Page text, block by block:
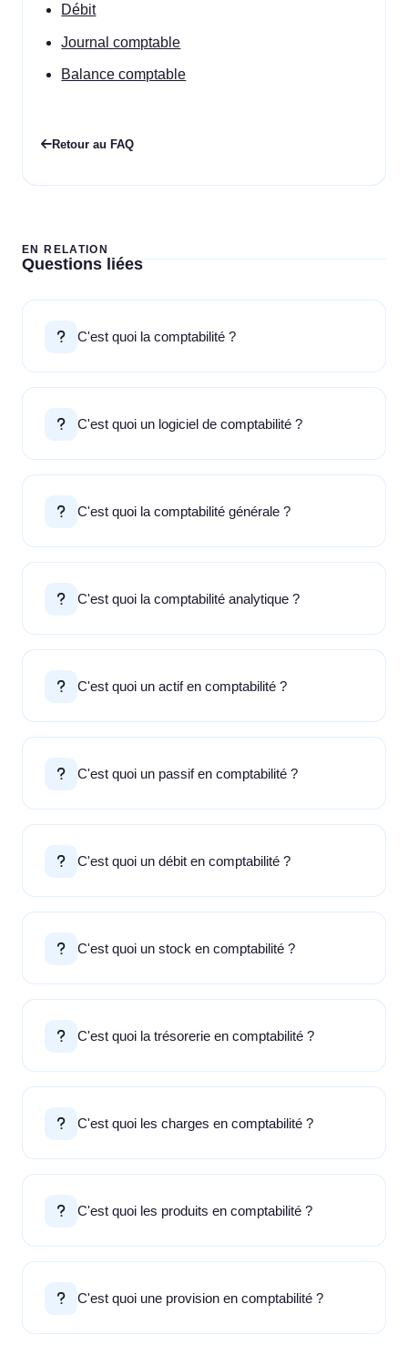
Débit
Journal comptable
Balance comptable
Retour au FAQ
EN RELATION
Questions liées
C'est quoi la comptabilité ?
C'est quoi un logiciel de comptabilité ?
C'est quoi la comptabilité générale ?
C'est quoi la comptabilité analytique ?
C'est quoi un actif en comptabilité ?
C'est quoi un passif en comptabilité ?
C'est quoi un débit en comptabilité ?
C'est quoi un stock en comptabilité ?
C'est quoi la trésorerie en comptabilité ?
C'est quoi les charges en comptabilité ?
C'est quoi les produits en comptabilité ?
C'est quoi une provision en comptabilité ?